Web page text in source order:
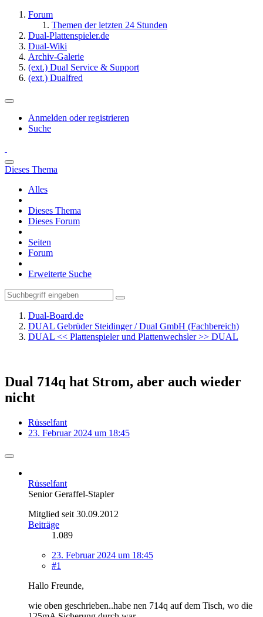
Forum
Themen der letzten 24 Stunden
Dual-Plattenspieler.de
Dual-Wiki
Archiv-Galerie
(ext.) Dual Service & Support
(ext.) Dualfred
Anmelden oder registrieren
Suche
Dieses Thema
Alles
Dieses Thema
Dieses Forum
Seiten
Forum
Erweiterte Suche
Dual-Board.de
DUAL Gebrüder Steidinger / Dual GmbH (Fachbereich)
DUAL << Plattenspieler und Plattenwechsler >> DUAL
Dual 714q hat Strom, aber auch wieder
nicht
Rüsselfant
23. Februar 2024 um 18:45
Rüsselfant
Senior Geraffel-Stapler
Mitglied seit 30.09.2012
Beiträge
1.089
23. Februar 2024 um 18:45
#1
Hallo Freunde,
wie oben geschrieben..habe nen 714q auf dem Tisch, wo die